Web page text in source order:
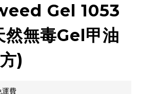
Gel 1053
無毒Gel甲油
)
費